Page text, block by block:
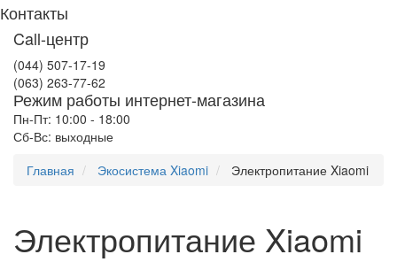
Контакты
Call-центр
(044) 507-17-19
(063) 263-77-62
Режим работы интернет-магазина
Пн-Пт: 10:00 - 18:00
Сб-Вс: выходные
Главная
Экосистема Xiaomi Электропитание Xiaomi
Электропитание Xiaomi